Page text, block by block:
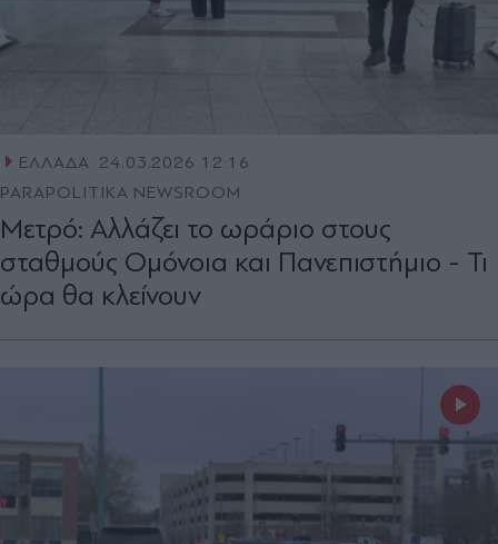
ΕΛΛΑΔΑ 24.03.2026 12:16
PARAPOLITIKA NEWSROOM
Μετρό: Αλλάζει το ωράριο στους
σταθμούς Ομόνοια και Πανεπιστήμιο - Τι
ώρα θα κλείνουν